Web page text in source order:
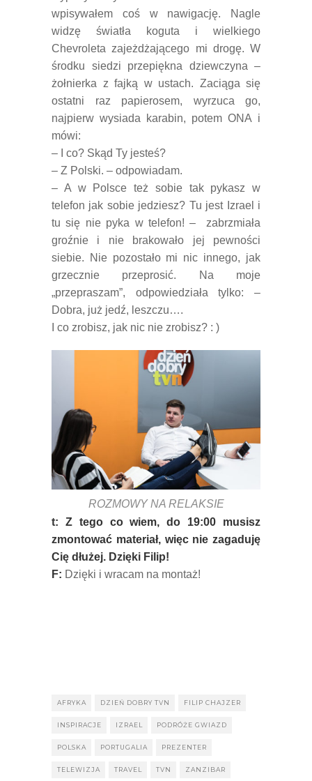
wpisywałem coś w nawigację. Nagle
widzę światła koguta i wielkiego
Chevroleta zajeżdżającego mi drogę. W
środku siedzi przepiękna dziewczyna –
żołnierka z fajką w ustach. Zaciąga się
ostatni raz papierosem, wyrzuca go,
najpierw wysiada karabin, potem ONA i
mówi:
– I co? Skąd Ty jesteś?
– Z Polski. – odpowiadam.
– A w Polsce też sobie tak pykasz w
telefon jak sobie jedziesz? Tu jest Izrael i
tu się nie pyka w telefon! – zabrzmiała
groźnie i nie brakowało jej pewności
siebie. Nie pozostało mi nic innego, jak
grzecznie przeprosić. Na moje
„przepraszam”, odpowiedziała tylko: –
Dobra, już jedź, leszczu….
I co zrobisz, jak nic nie zrobisz? : )
ROZMOWY NA RELAKSIE
t: Z tego co wiem, do 19:00 musisz
zmontować materiał, więc nie zagaduję
Cię dłużej. Dzięki Filip!
F: Dzięki i wracam na montaż!
AFRYKA DZIEŃ DOBRY TVN FILIP CHAJZER
INSPIRACJE IZRAEL PODRÓŻE GWIAZD
POLSKA PORTUGALIA PREZENTER
TELEWIZJA TRAVEL TVN ZANZIBAR